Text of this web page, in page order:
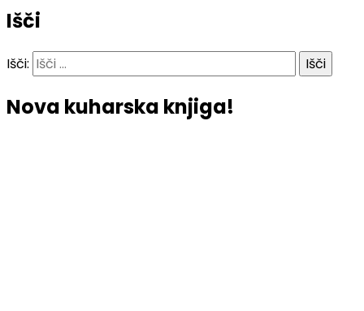
Išči
Išči:
Nova kuharska knjiga!